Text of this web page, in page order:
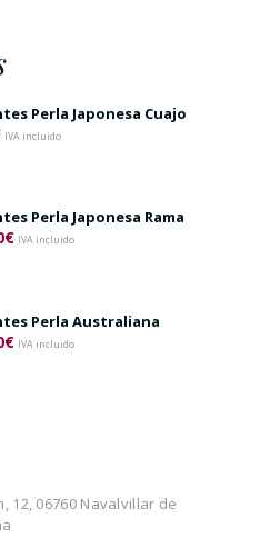
Perla Japonesa Cuajo
IVA incluido
Perla Japonesa Rama
€ IVA incluido
Perla Australiana
€ IVA incluido
12, 06760 Navalvillar de